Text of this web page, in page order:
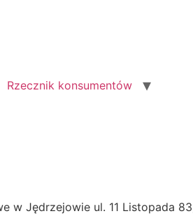
Rzecznik konsumentów
w Jędrzejowie ul. 11 Listopada